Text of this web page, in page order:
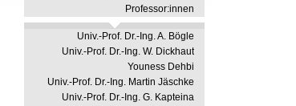
Professor:innen
Univ.-Prof. Dr.-Ing. A. Bögle
Univ.-Prof. Dr.-Ing. W. Dickhaut
Youness Dehbi
Univ.-Prof. Dr.-Ing. Martin Jäschke
Univ.-Prof. Dr.-Ing. G. Kapteina